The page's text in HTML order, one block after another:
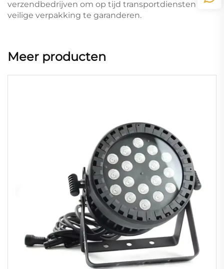
verzendbedrijven om op tijd transportdiensten en
veilige verpakking te garanderen.
Meer producten